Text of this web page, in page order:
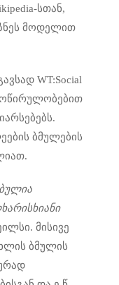
სთან,
მოდელით
WT:Social
ბმულების
მისივე
ბმულის